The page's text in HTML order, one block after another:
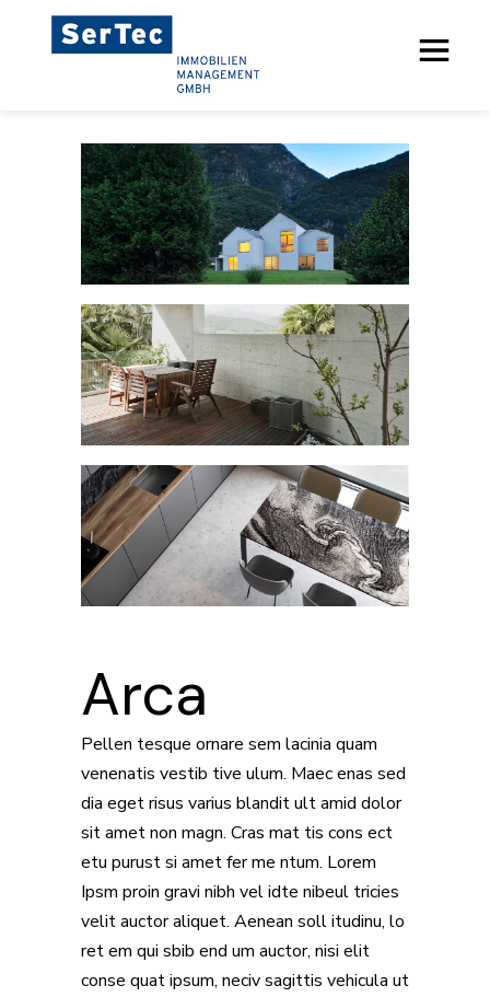
Arca
Pellen tesque ornare sem lacinia quam
venenatis vestib tive ulum. Maec enas sed
dia eget risus varius blandit ult amid dolor
sit amet non magn. Cras mat tis cons ect
etu purust si amet fer me ntum. Lorem
Ipsm proin gravi nibh vel idte nibeul tricies
velit auctor aliquet. Aenean soll itudinu, lo
ret em qui sbib end um auctor, nisi elit
conse quat ipsum, neciv sagittis vehicula ut